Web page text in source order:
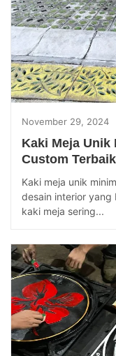
November 29, 2024
Kaki Meja
Custom Terbaik
Kaki meja unik
desain interior yang
kaki meja sering...